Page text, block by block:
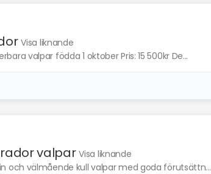
Visa liknande
valpar födda 1 oktober Pris: 15 500kr De...
valpar Visa liknande
och välmående kull valpar med goda förutsättn...